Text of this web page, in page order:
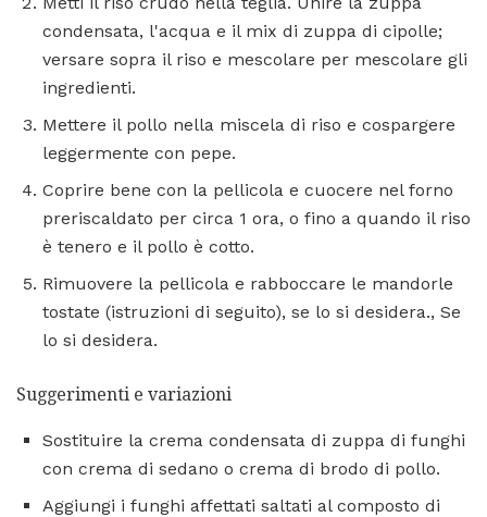
condensata, l'acqua e il mix di zuppa di cipolle;
versare sopra il riso e mescolare per mescolare gli
ingredienti.
Mettere il pollo nella miscela di riso e cospargere
leggermente con pepe.
Coprire bene con la pellicola e cuocere nel forno
preriscaldato per circa 1 ora, o fino a quando il riso
è tenero e il pollo è cotto.
Rimuovere la pellicola e rabboccare le mandorle
tostate (istruzioni di seguito), se lo si desidera., Se
lo si desidera.
Suggerimenti e variazioni
Sostituire la crema condensata di zuppa di funghi
con crema di sedano o crema di brodo di pollo.
Aggiungi i funghi affettati saltati al composto di